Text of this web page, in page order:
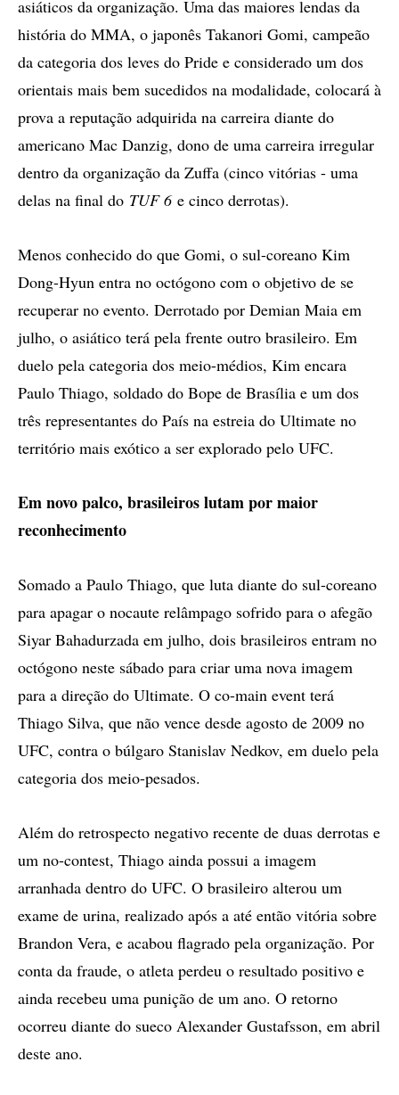
asiáticos da organização. Uma das maiores lendas da
história do MMA, o japonês Takanori Gomi, campeão
da categoria dos leves do Pride e considerado um dos
orientais mais bem sucedidos na modalidade, colocará à
prova a reputação adquirida na carreira diante do
americano Mac Danzig, dono de uma carreira irregular
dentro da organização da Zuffa (cinco vitórias - uma
delas na final do TUF 6e cinco derrotas).
Menos conhecido do que Gomi, o sul-coreano Kim
Dong-Hyun entra no octógono com o objetivo de se
recuperar no evento. Derrotado por Demian Maia em
julho, o asiático terá pela frente outro brasileiro. Em
duelo pela categoria dos meio-médios, Kim encara
Paulo Thiago, soldado do Bope de Brasília e um dos
três representantes do País na estreia do Ultimate no
território mais exótico a ser explorado pelo UFC.
Em novo palco, brasileiros lutam por maior
reconhecimento
Somado a Paulo Thiago, que luta diante do sul-coreano
para apagar o nocaute relâmpago sofrido para o afegão
Siyar Bahadurzada em julho, dois brasileiros entram no
octógono neste sábado para criar uma nova imagem
para a direção do Ultimate. O co-main event terá
Thiago Silva, que não vence desde agosto de 2009 no
UFC, contra o búlgaro Stanislav Nedkov, em duelo pela
categoria dos meio-pesados.
Além do retrospecto negativo recente de duas derrotas e
um no-contest, Thiago ainda possui a imagem
arranhada dentro do UFC. O brasileiro alterou um
exame de urina, realizado após a até então vitória sobre
Brandon Vera, e acabou flagrado pela organização. Por
conta da fraude, o atleta perdeu o resultado positivo e
ainda recebeu uma punição de um ano. O retorno
ocorreu diante do sueco Alexander Gustafsson, em abril
deste ano.